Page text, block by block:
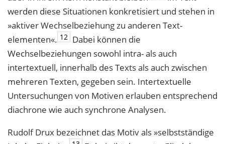
werden diese Situationen konkretisiert und stehen in
»aktiver Wechselbeziehung zu anderen Text­
elementen«. 12 Dabei können die
Wechselbeziehungen sowohl intra- als auch
intertextuell, innerhalb des Texts als auch zwischen
mehreren Texten, gegeben sein. Intertextuelle
Untersuchungen von Motiven erlauben entsprechend
diachrone wie auch synchrone Analysen.
Rudolf Drux bezeichnet das Motiv als »selbstständige